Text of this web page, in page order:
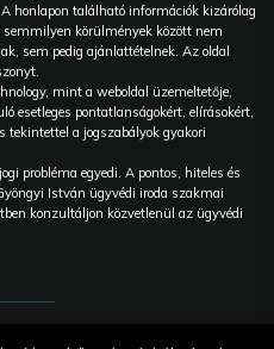
A honlapon található információk kizárólag
körülmények között nem
sem pedig ajánlattételnek. Az oldal
mint a weboldal üzemeltetője,
esetleges pontatlanságokért, elírásokért,
tekintettel a jogszabályok gyakori
probléma egyedi. A pontos, hiteles és
István ügyvédi iroda szakmai
konzultáljon közvetlenül az ügyvédi